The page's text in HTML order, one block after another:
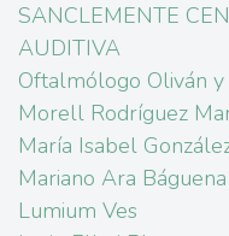
SANCLEMENTE
AUDITIVA
Oftalmólogo Oliván y
Morell Rodríguez
María Isabel
Mariano Ara Báguena
Lumium Ves